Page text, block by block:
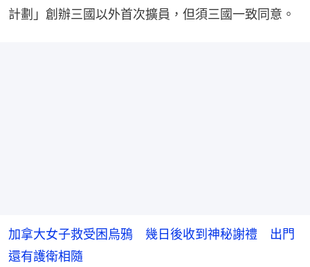
計劃」創辦三國以外首次擴員，但須三國一致同意。
加拿大女子救受困烏鴉 幾日後收到神秘謝禮 出門
還有護衛相隨